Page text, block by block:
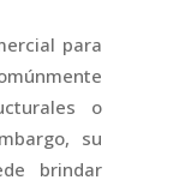
para
o
su
brindar